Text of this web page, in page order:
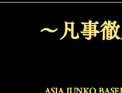
〜凡事
ASIA JUNKO